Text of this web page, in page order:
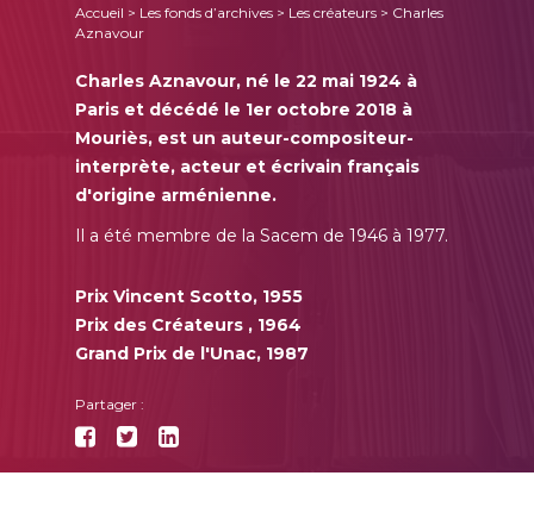
Accueil > Les fonds d’archives > Les créateurs > Charles
Aznavour
Charles Aznavour, né le 22 mai 1924 à
Paris et décédé le 1er octobre 2018 à
Mouriès, est un auteur-compositeur-
interprète, acteur et écrivain français
d'origine arménienne.
Il a été membre de la Sacem de 1946 à 1977.
Prix Vincent Scotto, 1955
Prix des Créateurs , 1964
Grand Prix de l'Unac, 1987
Partager :